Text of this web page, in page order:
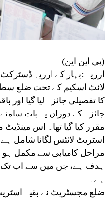
(پی این این)
ارریہ :بہار کے ارریہ
لائٹ اسکیم کے تحت ضلع
کا تفصیلی جائزہ لیا گیا
اسٹریٹ لائٹس لگانا شامل
ہے۔
ضلع مجسٹریٹ نے بقیہ